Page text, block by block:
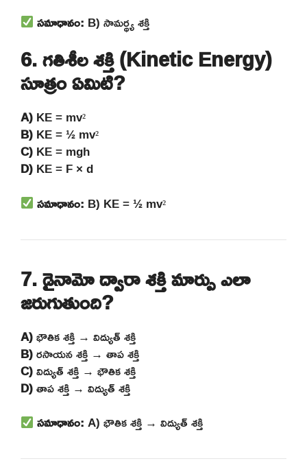
సమాధానం: B) సామర్థ్య శక్తి
6. గతిశీల శక్తి (Kinetic Energy)
సూత్రం ఏమిటి?
A)KE = mv²
B)KE = ½ mv²
C)KE = mgh
D)KE = F × d
సమాధానం: B) KE = ½ mv²
7. డైనామో ద్వారా శక్తి మార్పు ఎలా
జరుగుతుంది?
A)భౌతిక శక్తి → విద్యుత్ శక్తి
B)రసాయన శక్తి → తాప శక్తి
C)విద్యుత్ శక్తి → భౌతిక శక్తి
D)తాప శక్తి → విద్యుత్ శక్తి
సమాధానం:A) భౌతిక శక్తి → విద్యుత్ శక్తి